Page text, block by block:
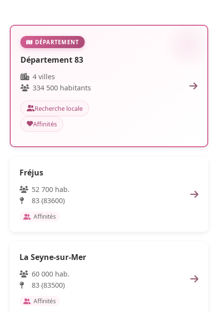
DÉPARTEMENT
Département 83
4 villes
334 500 habitants
Recherche locale
Affinités
Fréjus
52 700 hab.
83 (83600)
Affinités
La Seyne-sur-Mer
60 000 hab.
83 (83500)
Affinités